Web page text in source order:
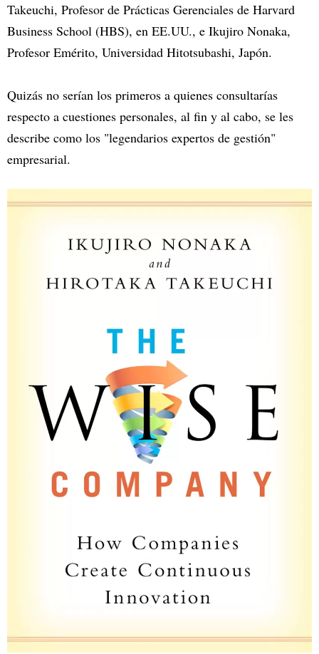
Takeuchi, Profesor de Prácticas Gerenciales de Harvard
Business School (HBS), en EE.UU., e Ikujiro Nonaka,
Profesor Emérito, Universidad Hitotsubashi, Japón.
Quizás no serían los primeros a quienes consultarías
respecto a cuestiones personales, al fin y al cabo, se les
describe como los "legendarios expertos de gestión"
empresarial.